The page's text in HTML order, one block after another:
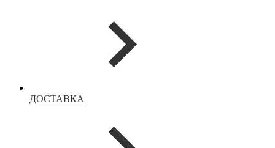
ДОСТАВКА